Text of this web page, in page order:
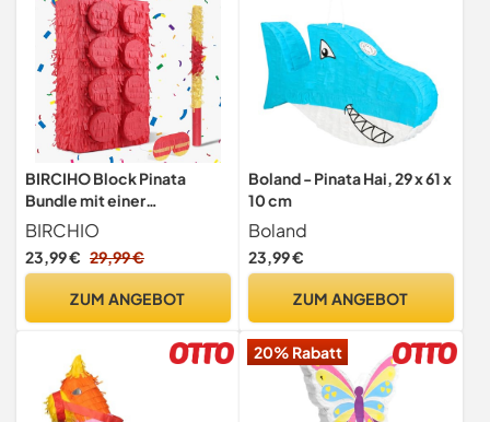
BIRCIHO Block Pinata
Bundle mit einer
Augenbinde und
Fledermaus (43 x28
x10cm), Pinjata für
perfekt für
Party, Dekoration
BIRCHIO
23,99 € 29,99 €
ZUM ANGEBOT
Boland - Pinata Hai, 29 x 61 x
10 cm
Boland
23,99 €
ZUM ANGEBOT
20% Rabatt